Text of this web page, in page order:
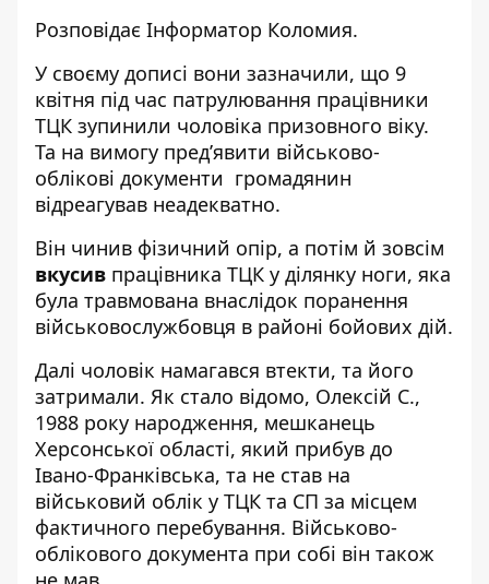
Розповідає Інформатор Коломия.
У своєму дописі вони зазначили, що 9
квітня під час патрулювання працівники
ТЦК зупинили чоловіка призовного віку.
Та на вимогу пред’явити військово-
облікові документи громадянин
відреагував неадекватно.
Він чинив фізичний опір, а потім й зовсім
вкусив працівника ТЦК у ділянку ноги, яка
була травмована внаслідок поранення
військовослужбовця в районі бойових дій.
Далі чоловік намагався втекти, та його
затримали. Як стало відомо, Олексій С.,
1988 року народження, мешканець
Херсонської області, який прибув до
Івано-Франківська, та не став на
військовий облік у ТЦК та СП за місцем
фактичного перебування. Військово-
облікового документа при собі він також